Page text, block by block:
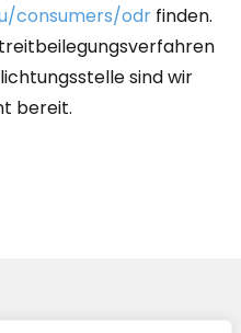
consumers/odr finden.
sind wir
bereit.